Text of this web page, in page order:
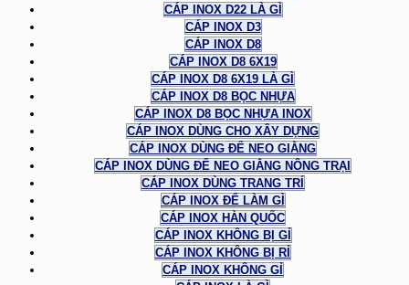
CÁP INOX D22 LÀ GÌ
CÁP INOX D3
CÁP INOX D8
CÁP INOX D8 6X19
CÁP INOX D8 6X19 LÀ GÌ
CÁP INOX D8 BỌC NHỰA
CÁP INOX D8 BỌC NHỰA INOX
CÁP INOX DÙNG CHO XÂY DỰNG
CÁP INOX DÙNG ĐỂ NEO GIẰNG
CÁP INOX DÙNG ĐỂ NEO GIẰNG NÔNG TRẠI
CÁP INOX DÙNG TRANG TRÍ
CÁP INOX ĐỂ LÀM GÌ
CÁP INOX HÀN QUỐC
CÁP INOX KHÔNG BỊ GỈ
CÁP INOX KHÔNG BỊ RỈ
CÁP INOX KHÔNG GỈ